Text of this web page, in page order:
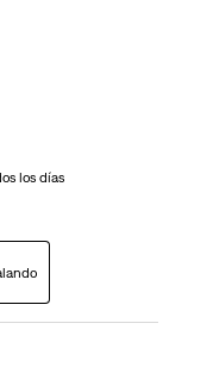
los días